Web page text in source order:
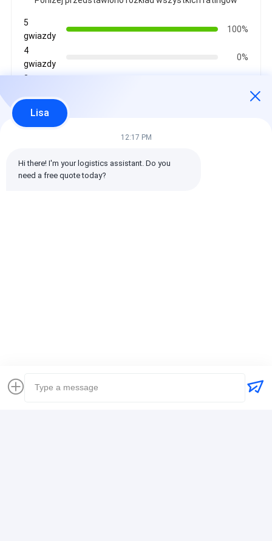
5
gwiazdy
100%
4
gwiazdy
0%
3
gwiazdy
Lisa
12:17 PM
Hi there! I'm your logistics assistant. Do you
need a free quote today?